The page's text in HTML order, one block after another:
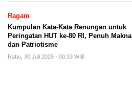
Ragam
Kumpulan Kata-Kata Renungan untuk
Peringatan HUT ke-80 RI, Penuh Makna
dan Patriotisme
Rabu, 30 Juli 2025 - 00:33 WIB